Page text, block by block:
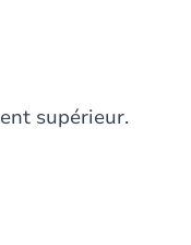
supérieur.